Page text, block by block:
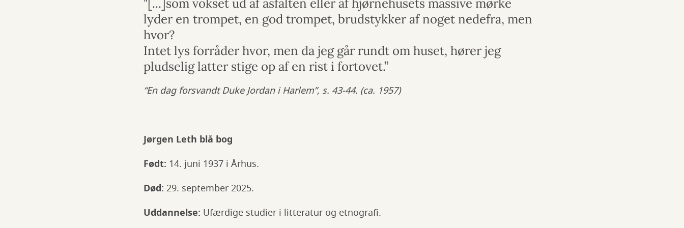
"[...]som vokset ud af asfalten eller af hjørnehusets massive mørke
lyder en trompet, en god trompet, brudstykker af noget nedefra, men
hvor?
Intet lys forråder hvor, men da jeg går rundt om huset, hører jeg
pludselig latter stige op af en rist i fortovet.”
“En dag forsvandt Duke Jordan i Harlem”, s. 43-44. (ca. 1957)
Jørgen Leth blå bog
Født: 14. juni 1937 i Århus.
Død: 29. september 2025.
Uddannelse: Ufærdige studier i litteratur og etnografi.